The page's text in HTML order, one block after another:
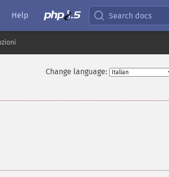
Help Search docs
Change language: